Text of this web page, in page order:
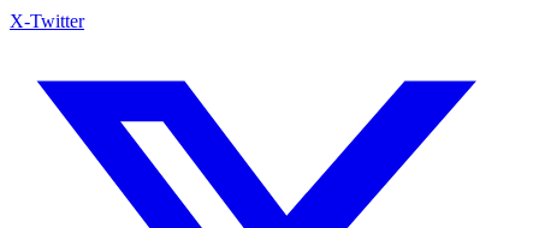
X-Twitter